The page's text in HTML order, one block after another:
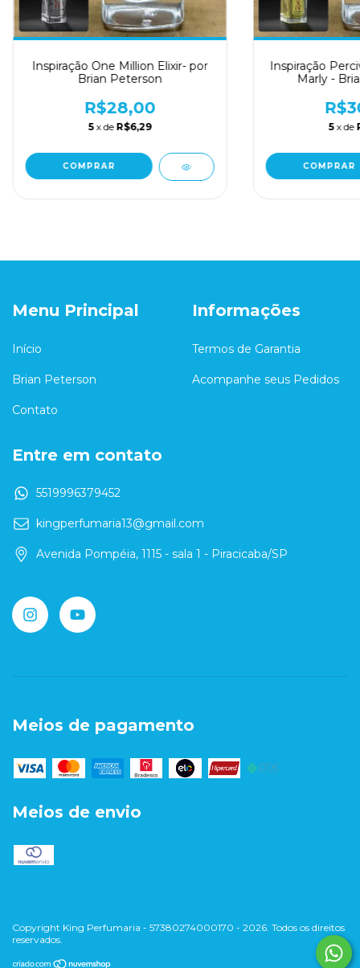
Inspiração One Million Elixir- por
Brian Peterson
R$28,00
5 x de R$6,29
COMPRAR
Inspiração
Marly -
5 x de
COMPRAR
Menu Principal
Início
Brian Peterson
Contato
Informações
Termos de Garantia
Acompanhe seus Pedidos
Entre em contato
5519996379452
kingperfumaria13@gmail.com
Avenida Pompéia, 1115 - sala 1 - Piracicaba/SP
Meios de pagamento
Meios de envio
Copyright King Perfumaria - 57380274000170 - 2026. Todos os direitos
reservados.